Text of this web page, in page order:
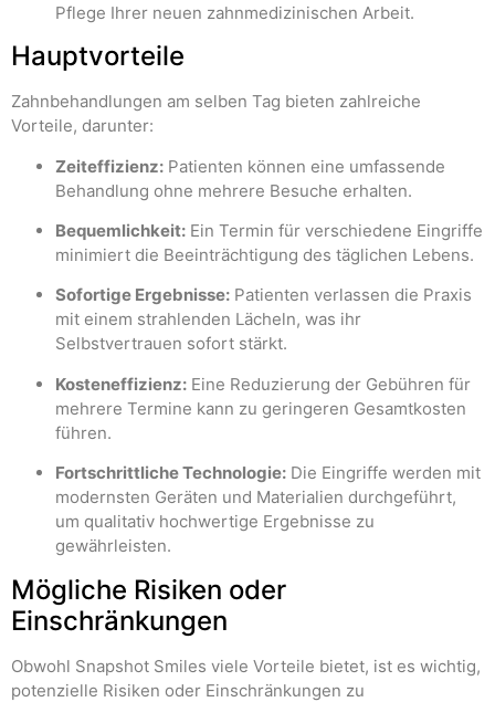
Pflege Ihrer neuen zahnmedizinischen Arbeit.
Hauptvorteile
Zahnbehandlungen am selben Tag bieten zahlreiche
Vorteile, darunter:
Zeiteffizienz: Patienten können eine umfassende
Behandlung ohne mehrere Besuche erhalten.
Bequemlichkeit: Ein Termin für verschiedene Eingriffe
minimiert die Beeinträchtigung des täglichen Lebens.
Sofortige Ergebnisse: Patienten verlassen die Praxis
mit einem strahlenden Lächeln, was ihr
Selbstvertrauen sofort stärkt.
Kosteneffizienz: Eine Reduzierung der Gebühren für
mehrere Termine kann zu geringeren Gesamtkosten
führen.
Fortschrittliche Technologie: Die Eingriffe werden mit
modernsten Geräten und Materialien durchgeführt,
um qualitativ hochwertige Ergebnisse zu
gewährleisten.
Mögliche Risiken oder
Einschränkungen
Obwohl Snapshot Smiles viele Vorteile bietet, ist es wichtig,
potenzielle Risiken oder Einschränkungen zu